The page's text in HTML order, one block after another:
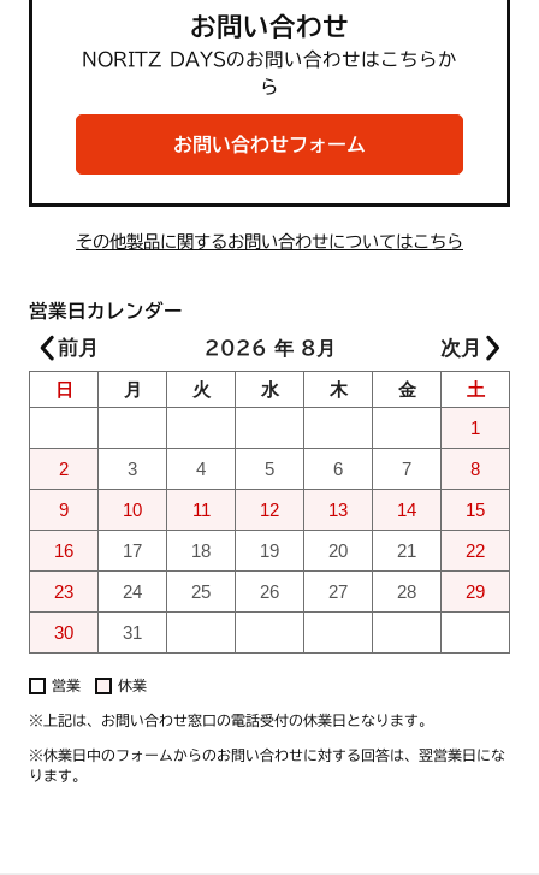
お問い合わせ
NORITZ DAYSのお問い合わせはこちらか
ら
お問い合わせフォーム
その他製品に関するお問い合わせについてはこちら
営業日カレンダー
2026 年 8月
日 月 火 水 木 金
土
1
2
3 4 5 6 7
8
9
10 11 12 13 14
15
16
17 18 19 20 21
22
23
24 25 26 27 28
29
30
31
営業 休業
※上記は、お問い合わせ窓口の電話受付の休業日となります。
※休業日中のフォームからのお問い合わせに対する回答は、翌営業日にな
ります。